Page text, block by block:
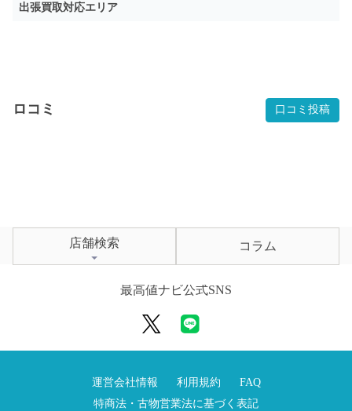
出張買取対応エリア
ロコミ 口コミ投稿
店舗検索 コラム
最高値ナビ公式SNS
運営会社情報 利用規約
FAQ
特商法・古物営業法に基づく表記